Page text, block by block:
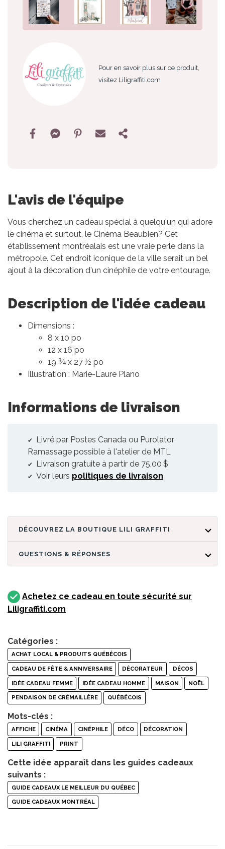
Pour en savoir plus sur ce produit,
visitez Liligraffiti.com
L'avis de l'équipe
Vous cherchez un cadeau spécial à quelqu'un qui adore
le cinéma et surtout, le Cinéma Beaubien? Cet
établissement montréalais est une vraie perle dans la
métropole. Cet endroit iconique de la ville serait un bel
ajout à la décoration d'un cinéphile de votre entourage.
Description de l'idée cadeau
Dimensions :
8 x 10 po
12 x 16 po
19 ¾ x 27 ½ po
Illustration : Marie-Laure Plano
Informations de livraison
Livré par Postes Canada ou Purolator
Ramassage possible à l'atelier de MTL
Livraison gratuite à partir de 75,00 $
Voir leurs politiques de livraison
DÉCOUVREZ LA BOUTIQUE LILI GRAFFITI
QUESTIONS & RÉPONSES
Achetez ce cadeau en toute sécurité sur
Liligraffiti.com
Catégories :
ACHAT LOCAL & PRODUITS QUÉBÉCOIS
CADEAU DE FÊTE & ANNIVERSAIRE DÉCORATEUR DÉCOS
IDÉE CADEAU FEMME IDÉE CADEAU HOMME MAISON NOËL
PENDAISON DE CRÉMAILLÈRE QUÉBÉCOIS
Mots-clés :
AFFICHE CINÉMA CINÉPHILE DÉCO DÉCORATION
LILI GRAFFITI PRINT
Cette idée apparaît dans les guides cadeaux
suivants :
GUIDE CADEAUX LE MEILLEUR DU QUÉBEC
GUIDE CADEAUX MONTRÉAL